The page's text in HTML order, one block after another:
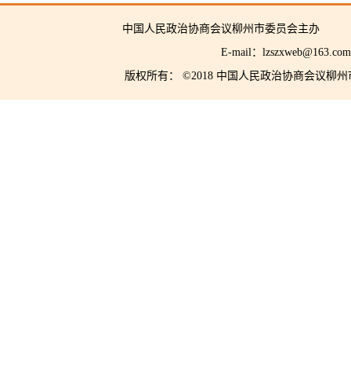
中国人民政治协商会议柳州市委员会
E-mail：
版权所有： ©2018 中国人民政治协